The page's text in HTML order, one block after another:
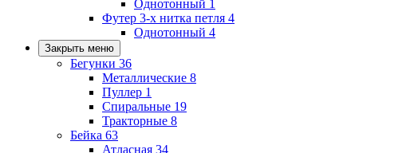
Однотонный 1
Футер 3-х нитка петля 4
Однотонный 4
Закрыть меню
Бегунки 36
Металлические 8
Пуллер 1
Спиральные 19
Тракторные 8
Бейка 63
Атласная 34